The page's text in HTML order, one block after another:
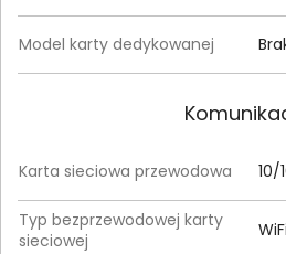
Model karty dedykowanej
Karta sieciowa przewodowa 10/
Typ bezprzewodowej karty
sieciowej